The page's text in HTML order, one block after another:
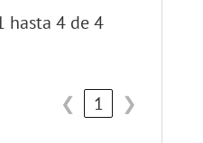
hasta 4 de 4
❮ 1 ❯